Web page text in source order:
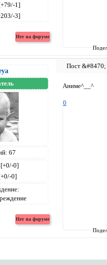
1]
3]
67
[+0/-0]
0]
Аниме^__^
0